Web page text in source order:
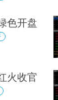
色开盘
火收官